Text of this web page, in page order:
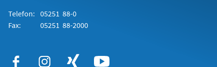
Telefon: 05251 88-0
Fax:
05251 88-2000